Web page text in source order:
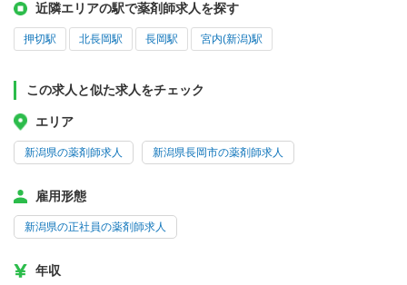
近隣エリアの駅で薬剤師求人を探す
押切駅 北長岡駅 長岡駅 宮内(新潟)駅
この求人と似た求人をチェック
エリア
新潟県の薬剤師求人 新潟県長岡市の薬剤師求人
雇用形態
新潟県の正社員の薬剤師求人
年収